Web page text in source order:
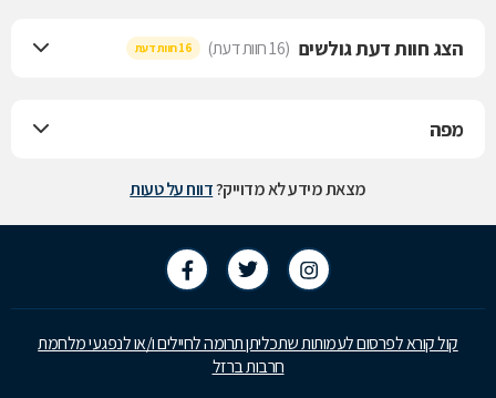
הצג חוות דעת גולשים (16 חוות דעת) 16 חוות דעת
מפה
מצאת מידע לא מדוייק?דווח על טעות
קול קורא לפרסום לעמותות שתכליתן תרומה לחיילים ו/או לנפגעי מלחמת
חרבות ברזל